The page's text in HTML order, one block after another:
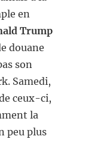
en
Trump
douane
son
Samedi,
ceux-ci,
la
peu plus